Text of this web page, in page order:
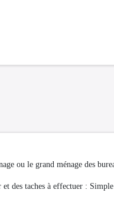
ou le grand ménage des
des taches à effectuer :